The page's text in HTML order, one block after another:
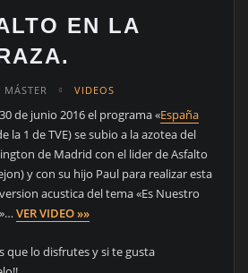
EN LA
MÁSTER VIDEOS
de junio 2016 el programa «España
la 1 de TVE) se subio a la azotea del
de Madrid con el lider de Asfalto
y con su hijo Paul para realizar esta
acustica del tema «Es Nuestro
VER VIDEO »»
que lo disfrutes y si te gusta